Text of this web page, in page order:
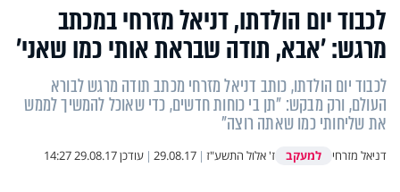
לכבוד יום הולדתו, דניאל מזרחי במכתב
מרגש: 'אבא, תודה שבראת אותי כמו שאני'
לכבוד יום הולדתו, כותב דניאל מזרחי מכתב תודה מרגש לבורא
העולם, ורק מבקש: "תן בי כוחות חדשים, כדי שאוכל להמשיך לממש
את שליחותי כמו שאתה רוצה"
דניאל מזרחי למעקב ז' אלול התשע"ז |
29.08.17
| עודכן29.08.17 14:27